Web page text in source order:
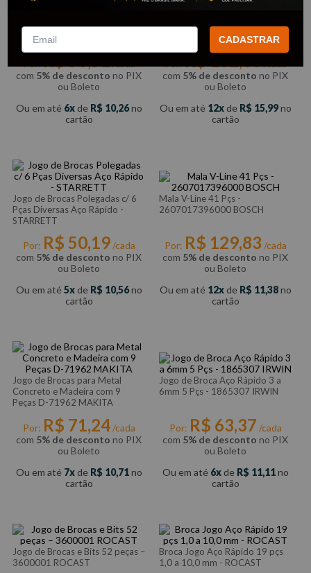
Madeira 3/8 a 1” - 530050
ROCAST
com 5% de desconto no PIX
ou Boleto
Ou em até 6 de R$ 10,26no
cartão
ZT002301 ZENITE
com 5% de desconto no PIX
ou Boleto
Ou em até 12 de R$ 15,99no
cartão
Jogo de Brocas Polegadas c/ 6
Pças Diversas Aço Rápido -
STARRETT
Por: R$ 50,19/cada
com 5% de desconto no PIX
ou Boleto
Ou em até 5 de R$ 10,56no
cartão
Mala V-Line 41 Pçs -
2607017396000 BOSCH
Por: R$ 129,83 /cada
com 5% de desconto no PIX
ou Boleto
Ou em até 12 de R$ 11,38no
cartão
Jogo de Brocas para Metal
Concreto e Madeira com 9
Peças D-71962 MAKITA
Por: R$ 71,24/cada
com 5% de desconto no PIX
ou Boleto
Ou em até 7 de R$ 10,71no
cartão
Jogo de Broca Aço Rápido 3 a
6mm 5 Pçs - 1865307 IRWIN
Por: R$ 63,37 /cada
com 5% de desconto no PIX
ou Boleto
Ou em até 6 de R$ 11,11no
cartão
Jogo de Brocas e Bits 52 peças –
3600001 ROCAST
Broca Jogo Aço Rápido 19 pçs
1,0 a 10,0 mm - ROCAST
CADASTRAR